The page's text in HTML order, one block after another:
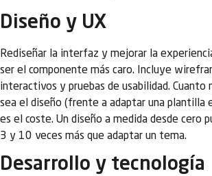
Diseño y UX
Rediseñar la interfaz y mejorar la
ser el componente más caro. Incluye
interactivos y pruebas de usabilidad. Cuanto
sea el diseño (frente a adaptar una plantilla
es el coste. Un diseño a medida desde cero
3 y 10 veces más que adaptar un tema.
Desarrollo y tecnología